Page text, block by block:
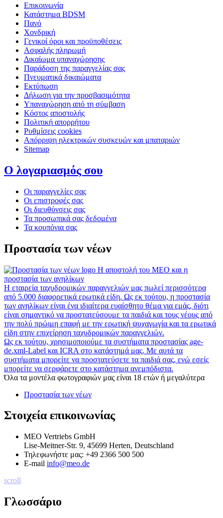
Επικοινωνία
Κατάστημα BDSM
Πανό
Χονδρική
Γενικοί όροι και προϋποθέσεις
Ασφαλής πληρωμή
Δικαίωμα υπαναχώρησης
Παράδοση της παραγγελίας σας
Πνευματικά δικαιώματα
Εκτύπωση
Δήλωση για την προσβασιμότητα
Υπαναχώρηση από τη σύμβαση
Κόστος αποστολής
Πολιτική απορρήτου
Ρυθμίσεις cookies
Απόρριψη ηλεκτρικών συσκευών και μπαταριών
Sitemap
Ο λογαριασμός σου
Οι παραγγελίες σας
Οι επιστροφές σας
Οι διευθύνσεις σας
Τα προσωπικά σας δεδομένα
Τα κουπόνια σας
Προστασία των νέων
Η αποστολή του MEO και η
προστασία των ανηλίκων
Η εταιρεία ταχυδρομικών παραγγελιών μας πωλεί περισσότερα
από 5.000 διαφορετικά ερωτικά είδη. Ως εκ τούτου, η προστασία
των ανηλίκων είναι ένα ιδιαίτερα ευαίσθητο θέμα για εμάς, διότι
είναι σημαντικό να προστατεύσουμε τα παιδιά και τους νέους από
την πολύ πρώιμη επαφή με την ερωτική ψυχαγωγία και τα ερωτικά
είδη στην επιχείρηση ταχυδρομικών παραγγελιών.
Ως εκ τούτου, χρησιμοποιούμε τα συστήματα προστασίας age-
de.xml-Label και ICRA στο κατάστημά μας. Με αυτά τα
συστήματα μπορείτε να προστατεύσετε τα παιδιά σας, ενώ εσείς
μπορείτε να σερφάρετε στο κατάστημα ανεμπόδιστα.
Όλα τα μοντέλα φωτογραφιών μας είναι 18 ετών ή μεγαλύτερα
Προστασία των νέων
Στοιχεία επικοινωνίας
MEO Vertriebs GmbH
Lise-Meitner-Str. 9, 45699 Herten, Deutschland
Τηλεφωνήστε μας: +49 2366 500 500
E-mail info@meo.de
scroll
Γλωσσάριο